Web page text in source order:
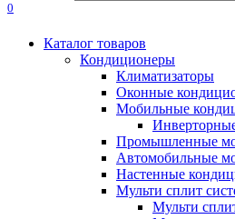
0
Каталог товаров
Кондиционеры
Климатизаторы
Оконные
Мобильные
Промышленные
Автомобильные
Настенные
Мульти сплит
Мульти